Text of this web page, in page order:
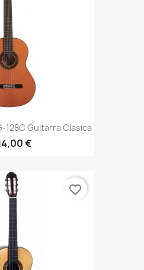
128C Guitarra Clasica
€
favorite_border